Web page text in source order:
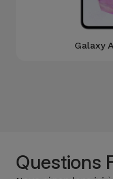
iPad et
Galaxy
Questions